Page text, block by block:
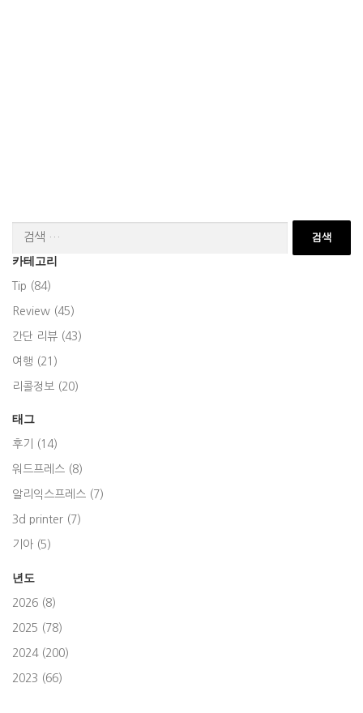
카테고리
Tip (84)
Review (45)
간단 리뷰 (43)
여행 (21)
리콜정보 (20)
태그
후기 (14)
워드프레스 (8)
알리익스프레스 (7)
3d printer (7)
기아 (5)
년도
2026 (8)
2025 (78)
2024 (200)
2023 (66)